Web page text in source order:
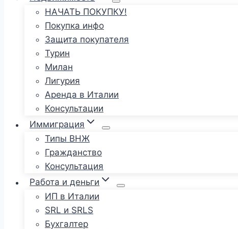
НАЧАТЬ ПОКУПКУ!
Покупка инфо
Защита покупателя
Турин
Милан
Лигурия
Аренда в Италии
Консультации
Иммиграция
Типы ВНЖ
Гражданство
Консультация
Работа и деньги
ИП в Италии
SRL и SRLS
Бухгалтер